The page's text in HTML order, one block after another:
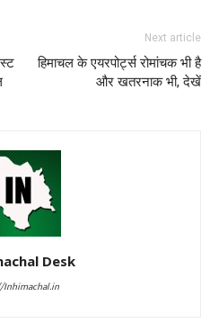
Next article
हिमाचल के एयरपोर्ट्स रोमांचक भी है
और खतरनाक भी, देखें
Desk